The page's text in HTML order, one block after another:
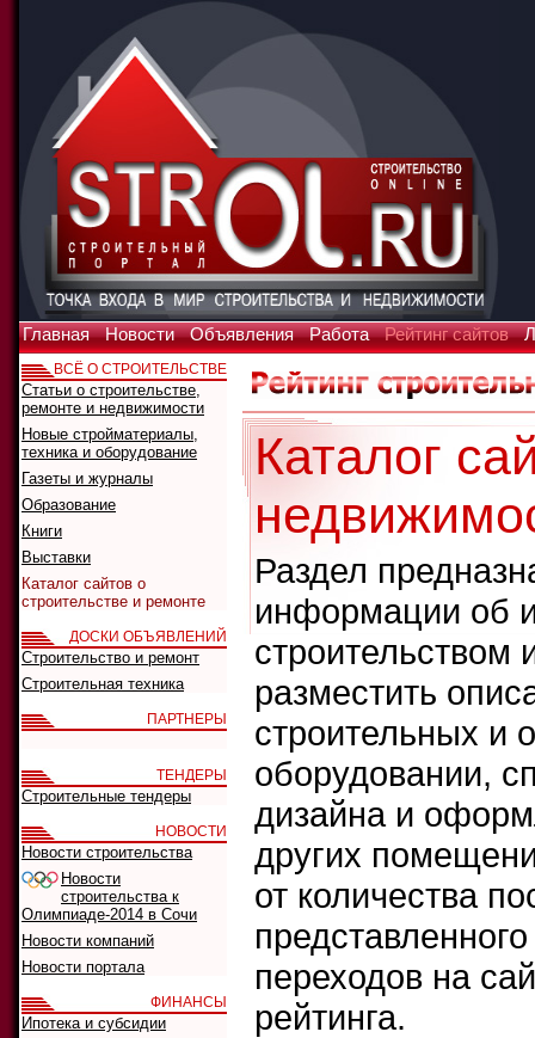
Главная Новости Объявления Работа Рейтинг сайтов
Каталог
Раздел
информации об
разместить
строительных и
оборудовании,
дизайна и
других
от количества
переходов на
рейтинга.
ВСЁ О СТРОИТЕЛЬСТВЕ
Статьи о строительстве,
ремонте и недвижимости
Новые стройматериалы,
техника и оборудование
Газеты и журналы
Образование
Книги
Выставки
Каталог сайтов о
строительстве и ремонте
ДОСКИ ОБЪЯВЛЕНИЙ
Строительство и ремонт
Строительная техника
ПАРТНЕРЫ
ТЕНДЕРЫ
Строительные тендеры
НОВОСТИ
Новости строительства
Новости
строительства к
Олимпиаде-2014 в Сочи
Новости компаний
Новости портала
ФИНАНСЫ
Ипотека и субсидии